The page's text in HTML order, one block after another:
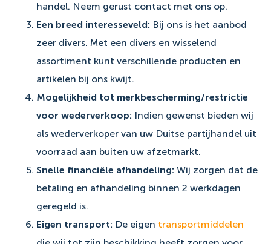
handel. Neem gerust contact met ons op.
Een breed interesseveld: Bij ons is het aanbod
zeer divers. Met een divers en wisselend
assortiment kunt verschillende producten en
artikelen bij ons kwijt.
Mogelijkheid tot merkbescherming/restrictie
voor wederverkoop: Indien gewenst bieden wij
als wederverkoper van uw Duitse partijhandel uit
voorraad aan buiten uw afzetmarkt.
Snelle financiële afhandeling: Wij zorgen dat de
betaling en afhandeling binnen 2 werkdagen
geregeld is.
Eigen transport: De eigen transportmiddelen